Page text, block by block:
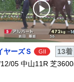
ヤーズＳ GII
13着
05 中山11R 芝